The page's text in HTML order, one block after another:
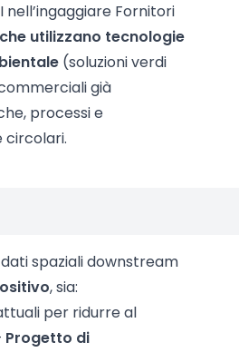
Fornitori
utilizzano tecnologie
(soluzioni verdi
già
processi e
circolari.
spaziali downstream
, sia:
per ridurre al
Progetto di